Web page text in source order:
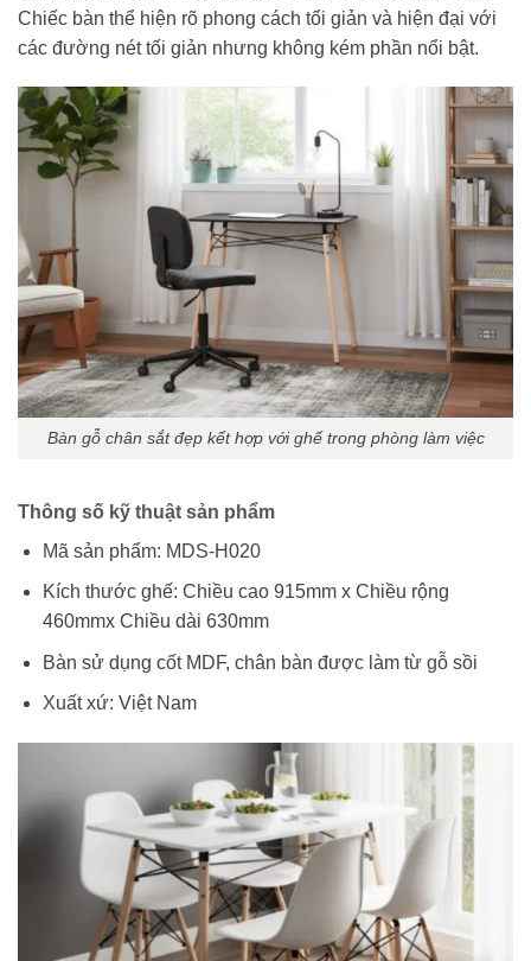
Chiếc bàn thể hiện rõ phong cách tối giản và hiện đại với
các đường nét tối giản nhưng không kém phần nổi bật.
Bàn gỗ chân sắt đẹp kết hợp với ghế trong phòng làm việc
Thông số kỹ thuật sản phẩm
Mã sản phẩm: MDS-H020
Kích thước ghế: Chiều cao 915mm x Chiều rộng
460mmx Chiều dài 630mm
Bàn sử dụng cốt MDF, chân bàn được làm từ gỗ sồi
Xuất xứ: Việt Nam